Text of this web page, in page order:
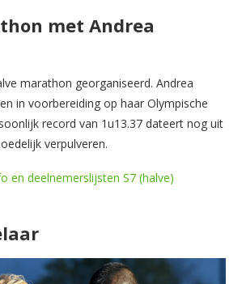
met Andrea
marathon georganiseerd. Andrea
in voorbereiding op haar Olympische
record van 1u13.37 dateert nog uit
verpulveren.
en deelnemerslijsten S7 (halve)